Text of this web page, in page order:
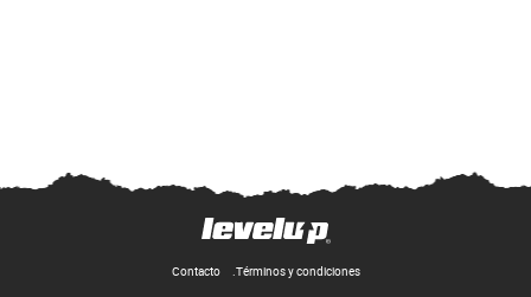
Contacto Términos y condiciones